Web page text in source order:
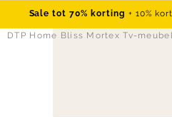
Sale tot 70% korting + 10%
DTP Home Bliss Mortex Tv-meubel